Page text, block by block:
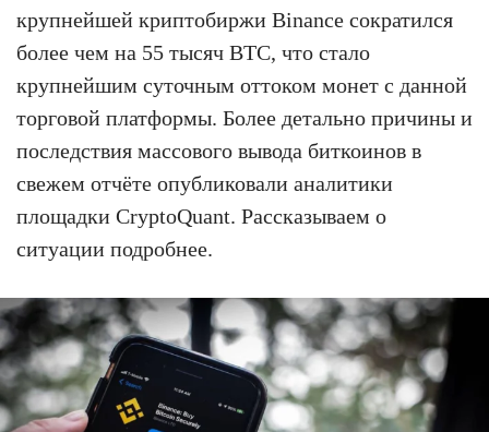
крупнейшей криптобиржи Binance сократился
более чем на 55 тысяч BTC, что стало
крупнейшим суточным оттоком монет с данной
торговой платформы. Более детально причины и
последствия массового вывода биткоинов в
свежем отчёте опубликовали аналитики
площадки CryptoQuant. Рассказываем о
ситуации подробнее.